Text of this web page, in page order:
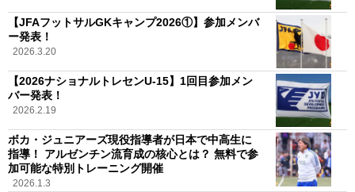
【JFAフットサルGKキャンプ2026①】参加メンバ
ー発表！
2026.3.20
【2026ナショナルトレセンU-15】1回目参加メン
バー発表！
2026.2.19
ボカ・ジュニアーズ現役指導者が日本で中高生に
指導！ アルゼンチン流育成の核心とは？ 無料で参
加可能な特別トレーニング開催
2026.1.3